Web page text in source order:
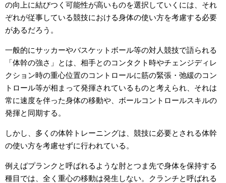
の向上に結びつく可能性が高いものを選択していくには、それ
ぞれが従事している競技における身体の使い方を考慮する必要
があるだろう。
一般的にサッカーやバスケットボール等の対人競技で語られる
「体幹の強さ」とは、相手とのコンタクト時やチェンジディレ
クション時の重心位置のコントロールに筋の緊張・弛緩のコン
トロール等が相まって発揮されているものと考えられ、それは
常に速度を伴った身体の移動や、ボールコントロールスキルの
発揮と同期する。
しかし、多くの体幹トレーニングは、競技に必要とされる体幹
の使い方を考慮せずに行われている。
例えばプランクと呼ばれるような肘とつま先で身体を保持する
種目では、全く重心の移動は発生しない。クランチと呼ばれる